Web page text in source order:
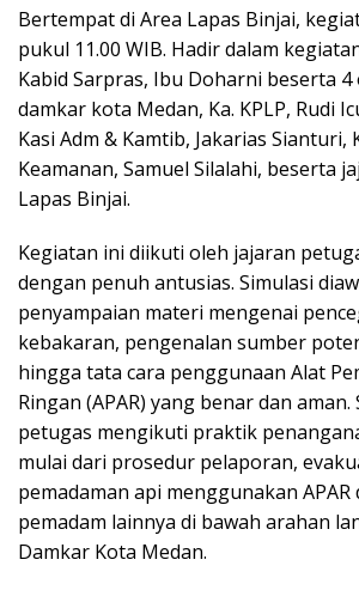
Bertempat di Area Lapas Binjai,
pukul 11.00 WIB. Hadir dalam
Kabid Sarpras, Ibu Doharni beserta
damkar kota Medan, Ka. KPLP, Rudi
Kasi Adm & Kamtib, Jakarias Sianturi,
Keamanan, Samuel Silalahi, beserta
Lapas Binjai.
Kegiatan ini diikuti oleh jajaran
dengan penuh antusias. Simulasi
penyampaian materi mengenai
kebakaran, pengenalan sumber
hingga tata cara penggunaan Alat
Ringan (APAR) yang benar dan
petugas mengikuti praktik
mulai dari prosedur pelaporan,
pemadaman api menggunakan
pemadam lainnya di bawah arahan
Damkar Kota Medan.